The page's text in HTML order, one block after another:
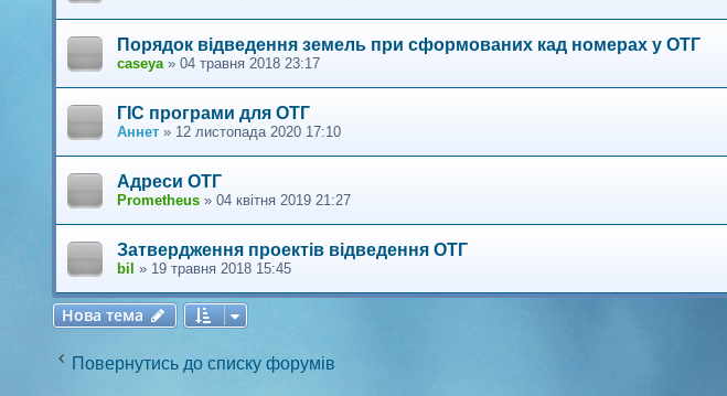
Порядок відведення земель при сформованих кад номерах у ОТГ
caseya» 04 травня 2018 23:17
ГІС програми для ОТГ
Аннет » 12 листопада 2020 17:10
Адреси ОТГ
Prometheus » 04 квітня 2019 21:27
Затвердження проектів відведення ОТГ
bil » 19 травня 2018 15:45
Нова тема
Нова тема
Повернутись до списку форумів